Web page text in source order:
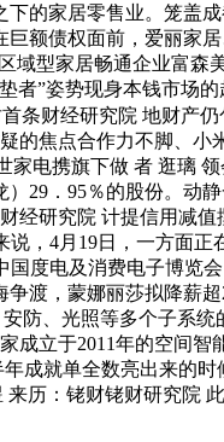
的家居零售业。笼盖
额债权面前，爱丽家
域型家居畅通企业富森
者”姿势现身本钱市场
条财经研究院 地财产
的焦点合作力不脚、小
家电携旗下做 者 逛璃
29．95％的股份。动
经研究院 计提信用减
，4月19日，一方面正
国度电及消费电子博览
渡，蒙娜丽莎拟降薪
防、光照等多个子系
成立于2011年的空间
成就单全数亮出来的
历：铑财铑财研究院